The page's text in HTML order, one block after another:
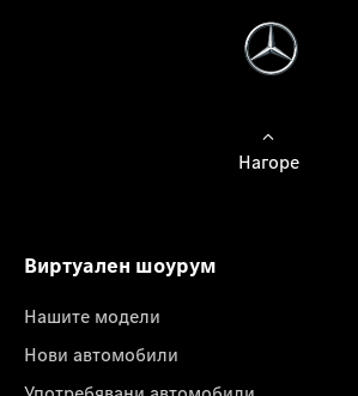
Нагоре
Виртуален шоурум
Нашите модели
Нови автомобили